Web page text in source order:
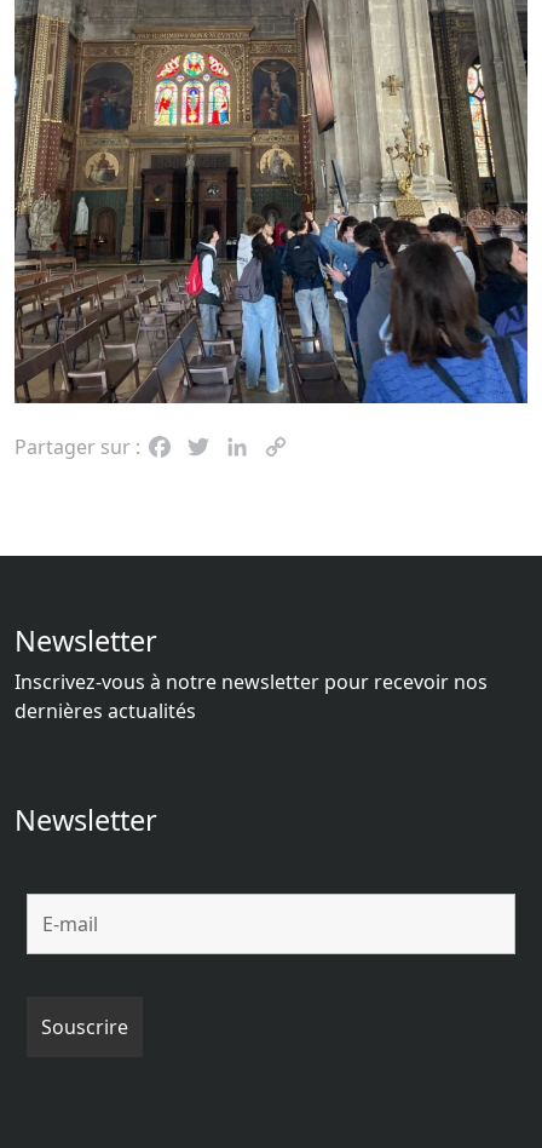
Partager sur : FacebookTwitterLinkedIn
Newsletter
Inscrivez-vous à notre newsletter pour recevoir nos
dernières actualités
Newsletter